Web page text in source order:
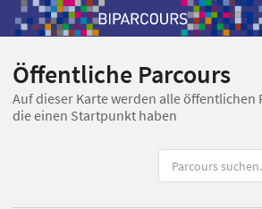
Öffentliche Parcours
Auf dieser Karte werden alle öffentlichen
die einen Startpunkt haben